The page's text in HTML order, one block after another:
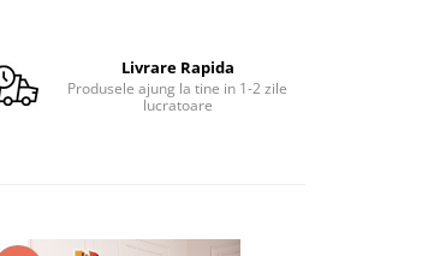
Livrare Rapida
Produsele ajung la tine in 1-2 zile
lucratoare